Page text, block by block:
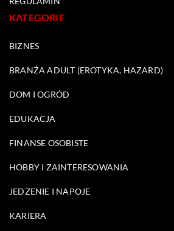
KATEGORIE
BIZNES
BRANŻA ADULT (EROTYKA, HAZARD)
DOM I OGRÓD
EDUKACJA
FINANSE OSOBISTE
HOBBY I ZAINTERESOWANIA
JEDZENIE I NAPOJE
KARIERA